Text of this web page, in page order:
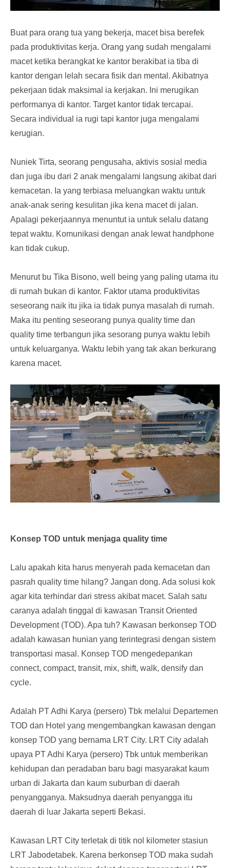
Buat para orang tua yang bekerja, macet bisa berefek
pada produktivitas kerja. Orang yang sudah mengalami
macet ketika berangkat ke kantor berakibat ia tiba di
kantor dengan lelah secara fisik dan mental. Akibatnya
pekerjaan tidak maksimal ia kerjakan. Ini merugikan
performanya di kantor. Target kantor tidak tercapai.
Secara individual ia rugi tapi kantor juga mengalami
kerugian.
Nuniek Tirta, seorang pengusaha, aktivis sosial media
dan juga ibu dari 2 anak mengalami langsung akibat dari
kemacetan. Ia yang terbiasa meluangkan waktu untuk
anak-anak sering kesulitan jika kena macet di jalan.
Apalagi pekerjaannya menuntut ia untuk selalu datang
tepat waktu. Komunikasi dengan anak lewat handphone
kan tidak cukup.
Menurut bu Tika Bisono, well being yang paling utama itu
di rumah bukan di kantor. Faktor utama produktivitas
seseorang naik itu jika ia tidak punya masalah di rumah.
Maka itu penting seseorang punya quality time dan
quality time terbangun jika sesorang punya waktu lebih
untuk keluarganya. Waktu lebih yang tak akan berkurang
karena macet.
Konsep TOD untuk menjaga quality time
Lalu apakah kita harus menyerah pada kemacetan dan
pasrah quality time hilang? Jangan dong. Ada solusi kok
agar kita terhindar dari stress akibat macet. Salah satu
caranya adalah tinggal di kawasan Transit Oriented
Development (TOD). Apa tuh? Kawasan berkonsep TOD
adalah kawasan hunian yang terintegrasi dengan sistem
transportasi masal. Konsep TOD mengedepankan
connect, compact, transit, mix, shift, walk, densify dan
cycle.
Adalah PT Adhi Karya (persero) Tbk melalui Departemen
TOD dan Hotel yang mengembangkan kawasan dengan
konsep TOD yang bernama LRT City. LRT City adalah
upaya PT Adhi Karya (persero) Tbk untuk memberikan
kehidupan dan peradaban baru bagi masyarakat kaum
urban di Jakarta dan kaum suburban di daerah
penyangganya. Maksudnya daerah penyangga itu
daerah di luar Jakarta seperti Bekasi.
Kawasan LRT City terletak di titik nol kilometer stasiun
LRT Jabodetabek. Karena berkonsep TOD maka sudah